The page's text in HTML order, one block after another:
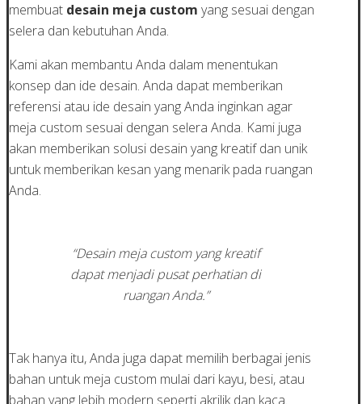
membuat desain meja custom yang sesuai dengan
selera dan kebutuhan Anda.
Kami akan membantu Anda dalam menentukan
konsep dan ide desain. Anda dapat memberikan
referensi atau ide desain yang Anda inginkan agar
meja custom sesuai dengan selera Anda. Kami juga
akan memberikan solusi desain yang kreatif dan unik
untuk memberikan kesan yang menarik pada ruangan
Anda.
“Desain meja custom yang kreatif
dapat menjadi pusat perhatian di
ruangan Anda.”
Tak hanya itu, Anda juga dapat memilih berbagai jenis
bahan untuk meja custom mulai dari kayu, besi, atau
bahan yang lebih modern seperti akrilik dan kaca.